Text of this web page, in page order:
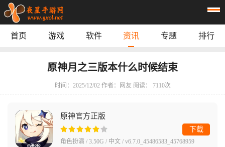
榜单
首页 游戏 软件 资讯 专题 排行
原神月之三版本什么时候结束
时间：2025/12/02 作者：网友 阅读： 7110次
原神官方正版
角色扮演 / 3.50G / 中文 / v6.7.0_45486583_45768959
下载